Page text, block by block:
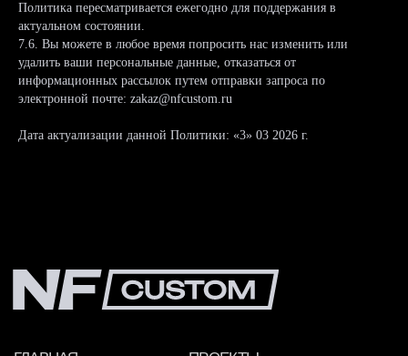
Политика пересматривается ежегодно для поддержания в
актуальном состоянии.
7.6. Вы можете в любое время попросить нас изменить или
удалить ваши персональные данные, отказаться от
информационных рассылок путем отправки запроса по
электронной почте: zakaz@nfcustom.ru
Дата актуализации данной Политики: «3» 03 2026 г.